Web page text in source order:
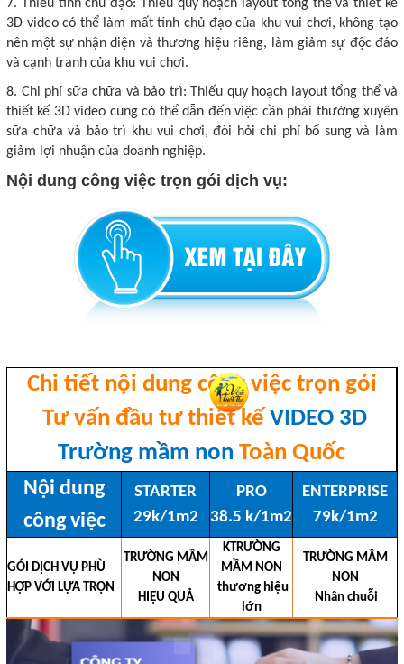
7. Thiếu tính chủ đạo: Thiếu quy hoạch layout tổng thể và thiết kế
3D video có thể làm mất tính chủ đạo của khu vui chơi, không tạo
nên một sự nhận diện và thương hiệu riêng, làm giảm sự độc đáo
và cạnh tranh của khu vui chơi.
8. Chi phí sữa chữa và bảo trì: Thiếu quy hoạch layout tổng thể và
thiết kế 3D video cũng có thể dẫn đến việc cần phải thường xuyên
sữa chữa và bảo trì khu vui chơi, đòi hỏi chi phí bổ sung và làm
giảm lợi nhuận của doanh nghiệp.
Nội dung công việc trọn gói dịch vụ:
Chi tiết nội dung công việc trọn gói
Tư vấn đầu tư thiết kế VIDEO 3D
Trường mầm non Toàn Quốc
Nội dung
công việc
STARTER
29k/1m2
PRO
38.5 k/1m2
ENTERPRISE
79k/1m2
GÓI DỊCH VỤ PHÙ
HỢP VỚI LỰA TRỌN
TRƯỜNG MẦM
NON
HIỆU QUẢ
KTRƯỜNG
MẦM NON
thương hiệu
lớn
TRƯỜNG MẦM
NON
Nhân chuỗi